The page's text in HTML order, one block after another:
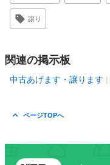
譲り
関連の掲示板
中古あげます・譲ります
ページTOPへ